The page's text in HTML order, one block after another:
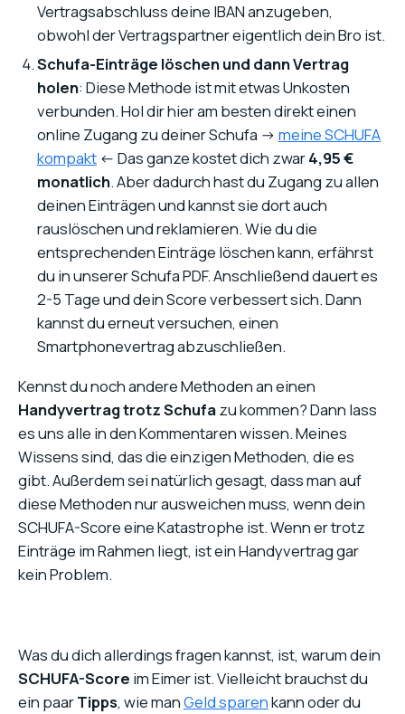
Vertragsabschluss deine IBAN anzugeben,
obwohl der Vertragspartner eigentlich dein Bro ist.
Schufa-Einträge löschen und dann Vertrag
holen: Diese Methode ist mit etwas Unkosten
verbunden. Hol dir hier am besten direkt einen
online Zugang zu deiner Schufa -> meine SCHUFA
kompakt <- Das ganze kostet dich zwar4,95 €
monatlich. Aber dadurch hast du Zugang zu allen
deinen Einträgen und kannst sie dort auch
rauslöschen und reklamieren. Wie du die
entsprechenden Einträge löschen kann, erfährst
du in unserer Schufa PDF. Anschließend dauert es
2-5 Tage und dein Score verbessert sich. Dann
kannst du erneut versuchen, einen
Smartphonevertrag abzuschließen.
Kennst du noch andere Methoden an einen
Handyvertrag trotz Schufazu kommen? Dann lass
es uns alle in den Kommentaren wissen. Meines
Wissens sind, das die einzigen Methoden, die es
gibt. Außerdem sei natürlich gesagt, dass man auf
diese Methoden nur ausweichen muss, wenn dein
SCHUFA-Score eine Katastrophe ist. Wenn er trotz
Einträge im Rahmen liegt, ist ein Handyvertrag gar
kein Problem.
Was du dich allerdings fragen kannst, ist, warum dein
SCHUFA-Score im Eimer ist. Vielleicht brauchst du
ein paarTipps, wie manGeld sparenkann oder du